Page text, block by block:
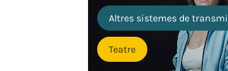
Altres sistemes de
Teatre